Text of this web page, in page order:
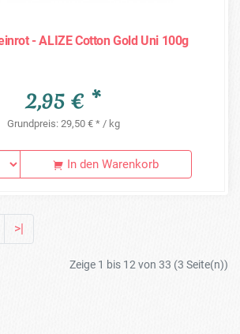
- ALIZE Cotton Gold Uni 100g
2,95 € *
Grundpreis: 29,50 € * / kg
In den Warenkorb
>|
Zeige 1 bis 12 von 33 (3 Seite(n))